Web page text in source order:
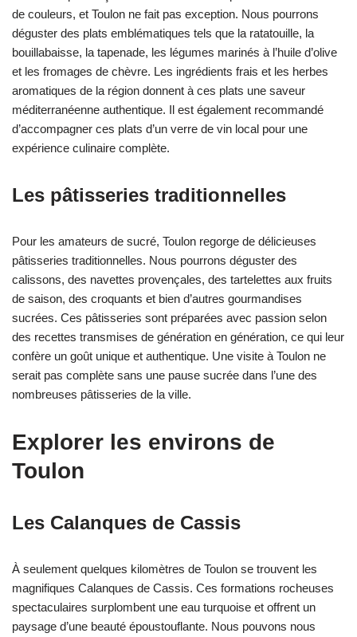
de couleurs, et Toulon ne fait pas exception. Nous pourrons
déguster des plats emblématiques tels que la ratatouille, la
bouillabaisse, la tapenade, les légumes marinés à l’huile d’olive
et les fromages de chèvre. Les ingrédients frais et les herbes
aromatiques de la région donnent à ces plats une saveur
méditerranéenne authentique. Il est également recommandé
d’accompagner ces plats d’un verre de vin local pour une
expérience culinaire complète.
Les pâtisseries traditionnelles
Pour les amateurs de sucré, Toulon regorge de délicieuses
pâtisseries traditionnelles. Nous pourrons déguster des
calissons, des navettes provençales, des tartelettes aux fruits
de saison, des croquants et bien d’autres gourmandises
sucrées. Ces pâtisseries sont préparées avec passion selon
des recettes transmises de génération en génération, ce qui leur
confère un goût unique et authentique. Une visite à Toulon ne
serait pas complète sans une pause sucrée dans l’une des
nombreuses pâtisseries de la ville.
Explorer les environs de
Toulon
Les Calanques de Cassis
À seulement quelques kilomètres de Toulon se trouvent les
magnifiques Calanques de Cassis. Ces formations rocheuses
spectaculaires surplombent une eau turquoise et offrent un
paysage d’une beauté époustouflante. Nous pouvons nous